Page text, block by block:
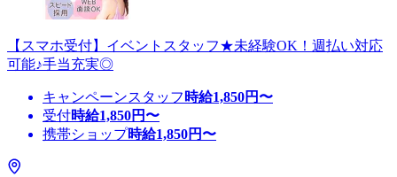
【スマホ受付】イベントスタッフ★未経験OK！週払い対応
可能♪手当充実◎
キャンペーンスタッフ 時給1,850円〜
受付時給1,850円〜
携帯ショップ時給1,850円〜